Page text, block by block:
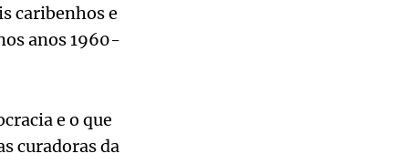
caribenhos e
anos 1960-
e o que
curadoras da